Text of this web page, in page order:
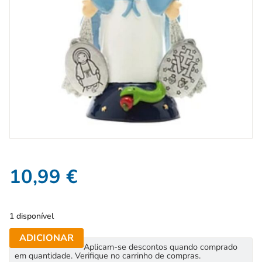
10,99 €
1 disponível
ADICIONAR
Aplicam-se descontos quando comprado
em quantidade. Verifique no carrinho de compras.